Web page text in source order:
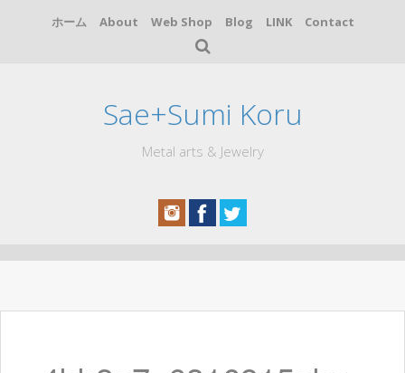
ホーム About Web Shop Blog LINK Contact
Sae+Sumi Koru
Metal arts & Jewelry
テ